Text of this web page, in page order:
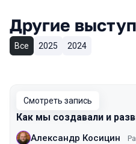
Другие
Все 2025 2024
Смотреть запись
Как мы создавали и
Александр Косицин